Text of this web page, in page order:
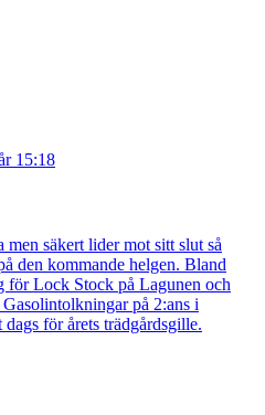
15:18
men säkert lider mot sitt slut så
den kommande helgen. Bland
för Lock Stock på Lagunen och
på 2:ans i
för årets trädgårdsgille.